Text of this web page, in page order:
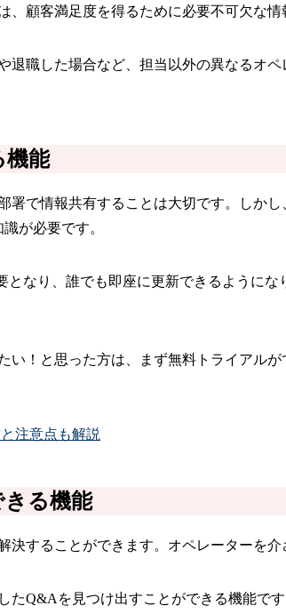
顧客満足度を得るために必要不可欠な情
職した場合など、担当以外の異なるオ
能
で情報共有することは大切です。しか
が必要です。
なり、誰でも即座に更新できるように
！と思った方は、まず無料トライアル
注意点も解説
る機能
することができます。オペレーターを
Q&Aを見つけ出すことができる機能で